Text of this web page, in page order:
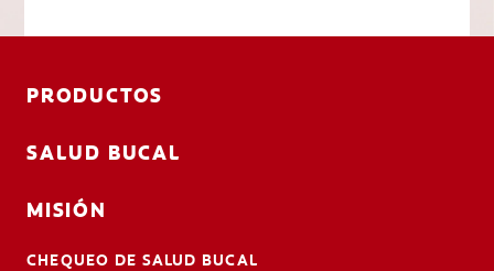
PRODUCTOS
SALUD BUCAL
MISIÓN
CHEQUEO DE SALUD BUCAL